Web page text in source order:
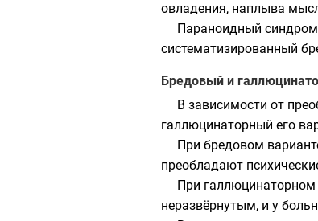
овладения, наплыва
Параноидный
систематизированный
Бредовый и
В зависимости от
галлюцинаторный его
При бредовом
преобладают
При галлюцинаторном
неразвёрнутым, и у